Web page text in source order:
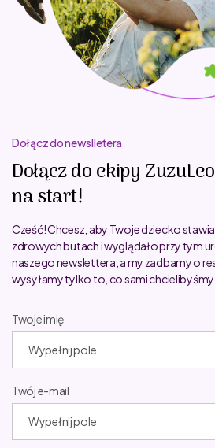
Dołącz do newslletera
Dołącz do ekipy
na start!
Cześć! Chcesz, aby Twoje dziecko
zdrowych butach i wyglądało przy tym
naszego newslettera, a my zadbamy o
wysyłamy tylko to, co sami
Twoje imię
Twój e-mail